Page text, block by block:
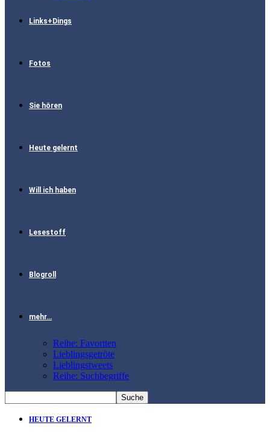
Links+Dings
Fotos
Sie hören
Heute gelernt
Will ich haben
Lesestoff
Blogroll
mehr…
Reihe: Favoriten
Lieblingsgetröte
Lieblingstweets
Reihe: Suchbegriffe
HEUTE GELERNT